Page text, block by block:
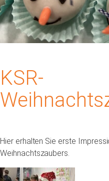
KSR-
Hier erhalten Sie erste
Weihnachtszaubers.